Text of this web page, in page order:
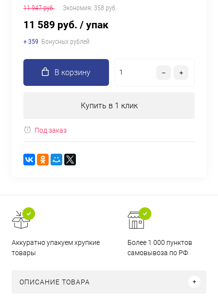
11 947 руб. Экономия: 358 руб.
11 589 руб. / упак
+ 359 Бонусных рублей
В корзину
Купить в 1 клик
Под заказ
Аккуратно упакуем хрупкие
товары
Более 1 000 пунктов
самовывоза по РФ
ОПИСАНИЕ ТОВАРА